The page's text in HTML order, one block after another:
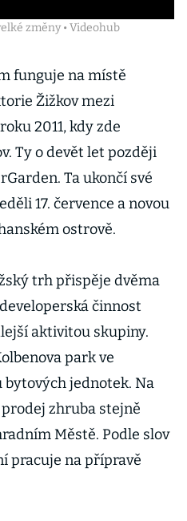
změny • Videohub
funguje na místě
Žižkov mezi
2011, kdy zde
Ty o devět let později
Ta ukončí své
17. července a novou
ostrově.
trh přispěje dvěma
činnost
aktivitou skupiny.
park ve
bytových jednotek. Na
zhruba stejně
Městě. Podle slov
pracuje na přípravě